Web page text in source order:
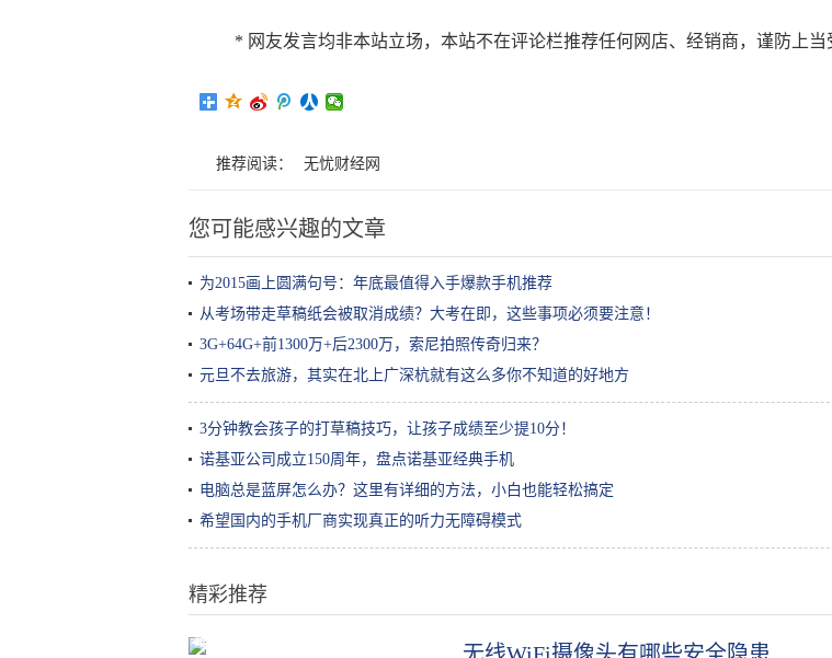
* 网友发言均非本站立场，本站不在评论栏推荐任何网店、经销商，谨防上当
推荐阅读： 无忧财经网
您可能感兴趣的文章
为2015画上圆满句号：年底最值得入手爆款手机推荐
从考场带走草稿纸会被取消成绩？大考在即，这些事项必须要注意！
3G+64G+前1300万+后2300万，索尼拍照传奇归来？
元旦不去旅游，其实在北上广深杭就有这么多你不知道的好地方
3分钟教会孩子的打草稿技巧，让孩子成绩至少提10分！
诺基亚公司成立150周年，盘点诺基亚经典手机
电脑总是蓝屏怎么办？这里有详细的方法，小白也能轻松搞定
希望国内的手机厂商实现真正的听力无障碍模式
精彩推荐
最近被朋友圈疯狂打卡的奶酪包俘